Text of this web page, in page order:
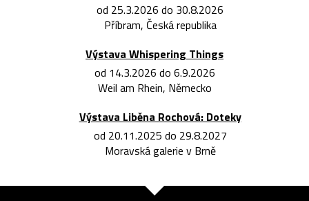
od 25.3.2026 do 30.8.2026
Příbram, Česká republika
Výstava Whispering Things
od 14.3.2026 do 6.9.2026
Weil am Rhein, Německo
Výstava Liběna Rochová: Doteky
od 20.11.2025 do 29.8.2027
Moravská galerie v Brně